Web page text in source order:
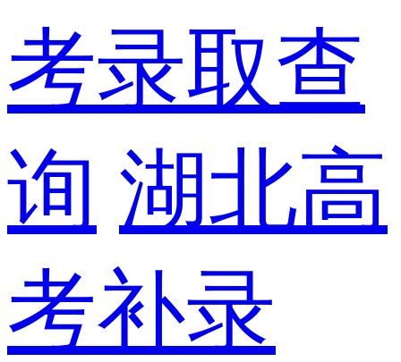
考录取查
询 湖北高
考补录